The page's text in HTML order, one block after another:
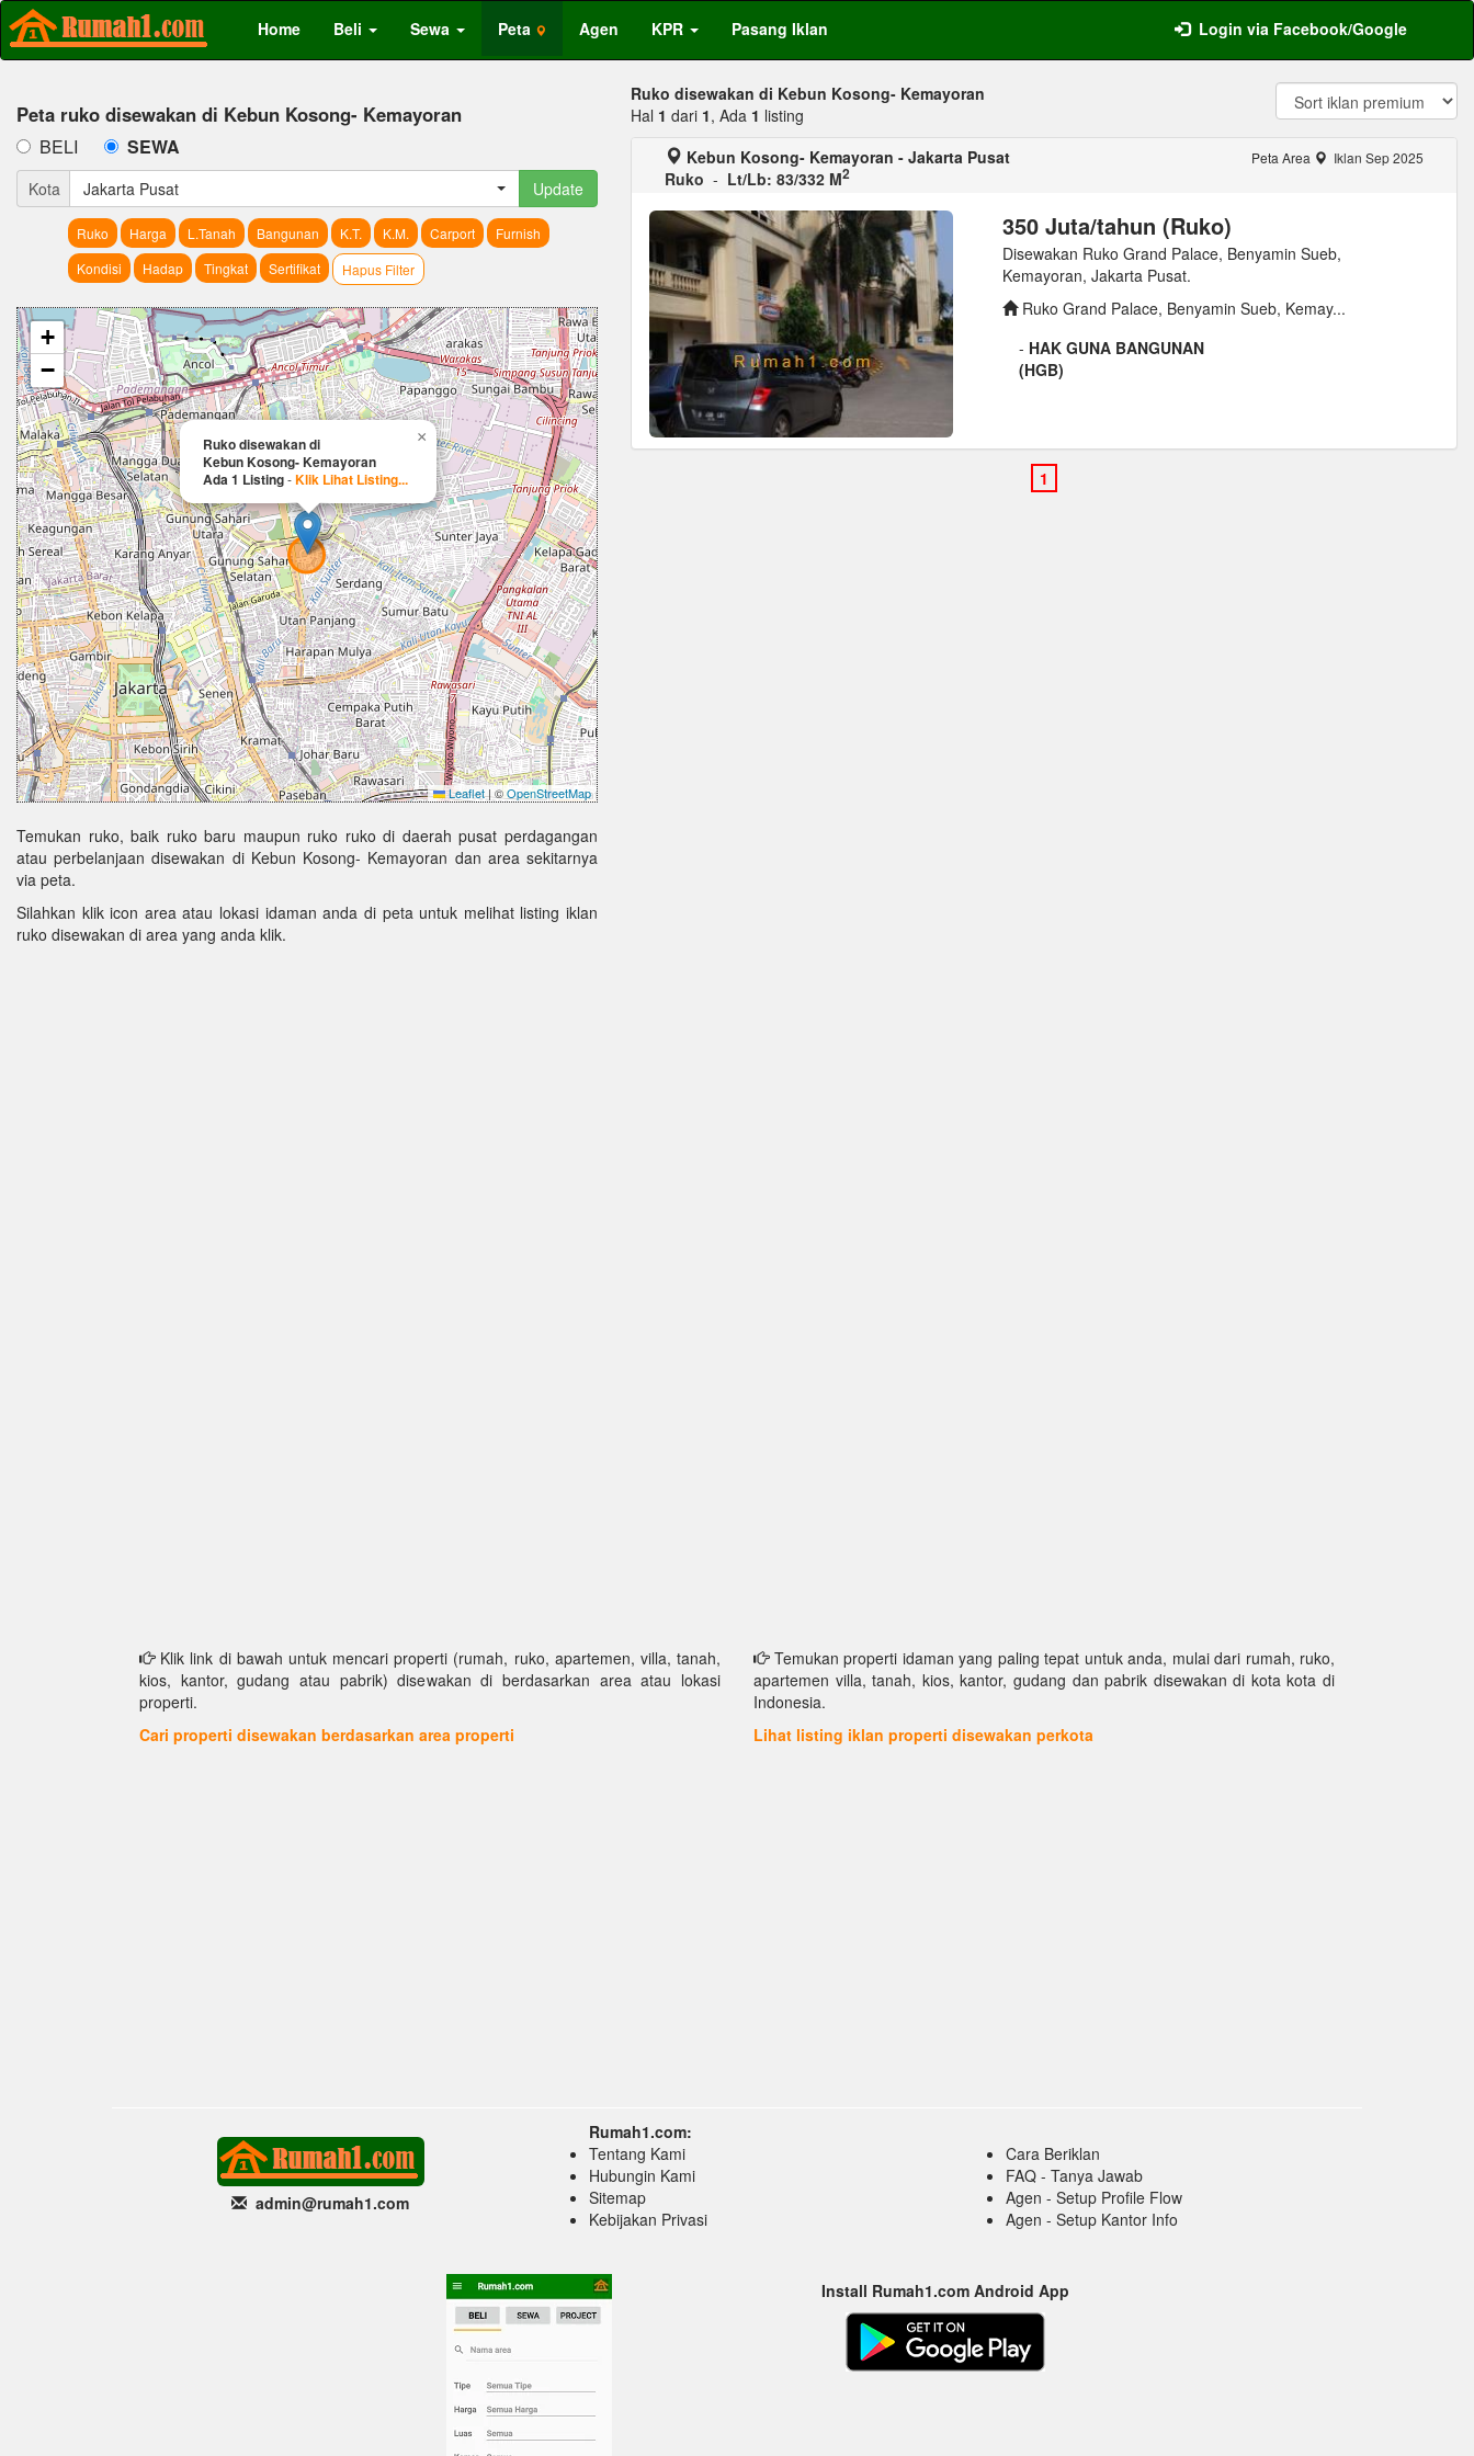
Home Beli Sewa Peta Agen KPR Pasang Iklan Login via Facebook/Google
Peta ruko disewakan di Kebun Kosong- Kemayoran
BELI SEWA
Kota Jakarta Pusat Update
Ruko Harga L.Tanah Bangunan K.T. K.M. Carport
Furnish
Kondisi
Hadap Tingkat Sertifikat Hapus Filter
Ruko disewakan di
Kebun Kosong- Kemayoran
Ada 1 Listing-Klik Lihat Listing...
×
+
−
Leaflet|©OpenStreetMap
Temukan ruko, baik ruko baru maupun ruko ruko di daerah pusat perdagangan
atau perbelanjaan disewakan di Kebun Kosong- Kemayoran dan area sekitarnya
via peta.
Silahkan klik icon area atau lokasi idaman anda di peta untuk melihat listing iklan
ruko disewakan di area yang anda klik.
Ruko disewakan di Kebun Kosong- Kemayoran
Hal 1 dari 1, Ada 1 listing
Kebun Kosong- Kemayoran - Jakarta Pusat
Ruko - Lt/Lb: 83/332 M2
Peta Area Iklan Sep 2025
350 Juta/tahun (Ruko)
Disewakan Ruko Grand Palace, Benyamin Sueb,
Kemayoran, Jakarta Pusat.
Ruko Grand Palace, Benyamin Sueb, Kemay...
- HAK GUNA BANGUNAN
(HGB)
Klik link di bawah untuk mencari properti (rumah, ruko, apartemen, villa, tanah,
kios, kantor, gudang atau pabrik) disewakan di berdasarkan area atau lokasi
properti.
Cari properti disewakan berdasarkan area properti
Temukan properti idaman yang paling tepat untuk anda, mulai dari rumah, ruko,
apartemen villa, tanah, kios, kantor, gudang dan pabrik disewakan di kota kota di
Indonesia.
Lihat listing iklan properti disewakan perkota
admin@rumah1.com
Rumah1.com:
Tentang Kami
Hubungin Kami
Sitemap
Kebijakan Privasi
Cara Beriklan
FAQ - Tanya Jawab
Agen - Setup Profile Flow
Agen - Setup Kantor Info
Install Rumah1.com Android App